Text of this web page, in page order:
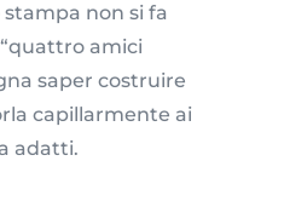
non si fa
amici
saper costruire
capillarmente ai
adatti.